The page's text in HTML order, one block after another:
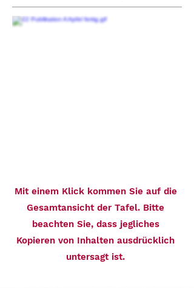
Mit einem Klick kommen Sie auf die
Gesamtansicht der Tafel. Bitte
beachten Sie, dass jegliches
Kopieren von Inhalten ausdrücklich
untersagt ist.